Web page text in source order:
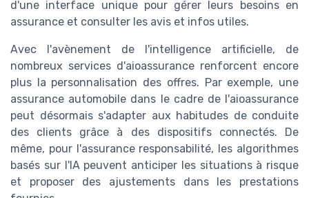
d'une interface unique pour gérer leurs besoins en
assurance et consulter les avis et infos utiles.
Avec l'avènement de l'intelligence artificielle, de
nombreux services d'aioassurance renforcent encore
plus la personnalisation des offres. Par exemple, une
assurance automobile dans le cadre de l'aioassurance
peut désormais s'adapter aux habitudes de conduite
des clients grâce à des dispositifs connectés. De
même, pour l'assurance responsabilité, les algorithmes
basés sur l'IA peuvent anticiper les situations à risque
et proposer des ajustements dans les prestations